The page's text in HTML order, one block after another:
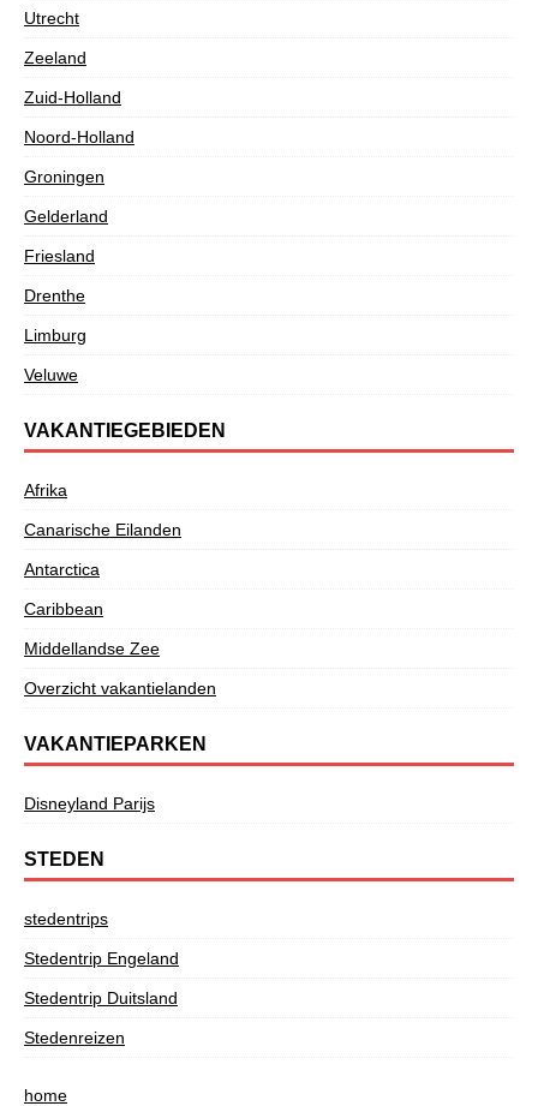
Utrecht
Zeeland
Zuid-Holland
Noord-Holland
Groningen
Gelderland
Friesland
Drenthe
Limburg
Veluwe
VAKANTIEGEBIEDEN
Afrika
Canarische Eilanden
Antarctica
Caribbean
Middellandse Zee
Overzicht vakantielanden
VAKANTIEPARKEN
Disneyland Parijs
STEDEN
stedentrips
Stedentrip Engeland
Stedentrip Duitsland
Stedenreizen
home